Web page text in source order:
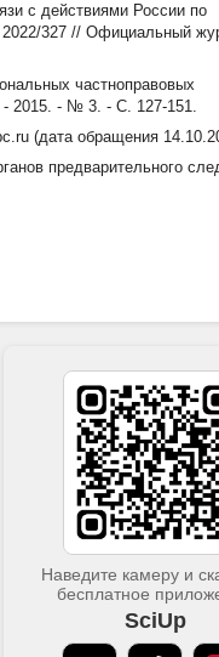
с действиями России по
2022/327 // Официальный
частноправовых
- 2015. - № 3. - С. 127-151.
(дата обращения
предварительного
Наведите камеру и
бесплатное
SciUp